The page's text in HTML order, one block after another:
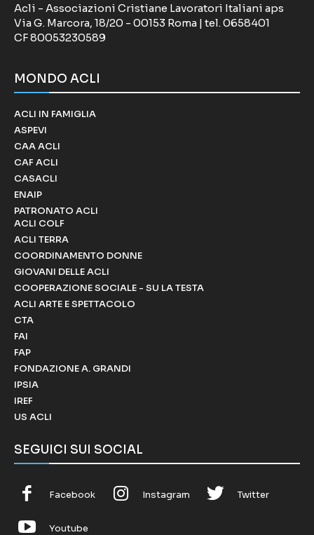
Acli - Associazioni Cristiane Lavoratori Italiani aps
Via G. Marcora, 18/20 - 00153 Roma | tel. 0658401
CF 80053230589
MONDO ACLI
ACLI IN FAMIGLIA
ASPEVI
CAA ACLI
CAF ACLI
CASACLI
ENAIP
PATRONATO ACLI
ACLI COLF
ACLI TERRA
COORDINAMENTO DONNE
GIOVANI DELLE ACLI
COOPERAZIONE SOCIALE - SU LA TESTA
ACLI ARTE E SPETTACOLO
CTA
FAI
FAP
FONDAZIONE A. GRANDI
IPSIA
IREF
US ACLI
SEGUICI SUI SOCIAL
Facebook Instagram Twitter
Youtube